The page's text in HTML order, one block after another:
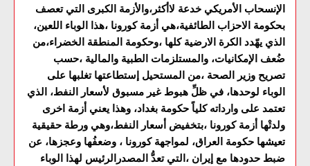
الإنسحاب الأمريكي خدعة لاأكثر،والأزمة الكبرى التي تعصف
بحكومة الاحزاب الطائفية،هي أزمة كورونا ،هذا الوباء اللعين،
الذي يهّدد الكرة الارضية كلها ،وحكومة المنطقة الخضراء،من
ضُعف الإمكانيات، والمستلزمات الطبية والمالية ،حسب
تصريح وزير الصحة ،من المستحيل إستطاعتها تغلبها على
الوباء لوحدها، في ظلِّ هبوط غير مسبوق لأسعار النفط، الذي
تعتمد على وارداته كلياً حكومة بغداد، وهذا يعني أزمة اخرى
ولدتْها أزمة كورونا ،بتخفيض أسعار النفط،وهي ورطة حقيقية
تعيشها حكومة العراق، لمواجهة كورونا ، وضعفُها وعجزها، عن
ضبط حدودها مع إيران ،التي تعدُّ المصدرالرئيس لهذا الوباء